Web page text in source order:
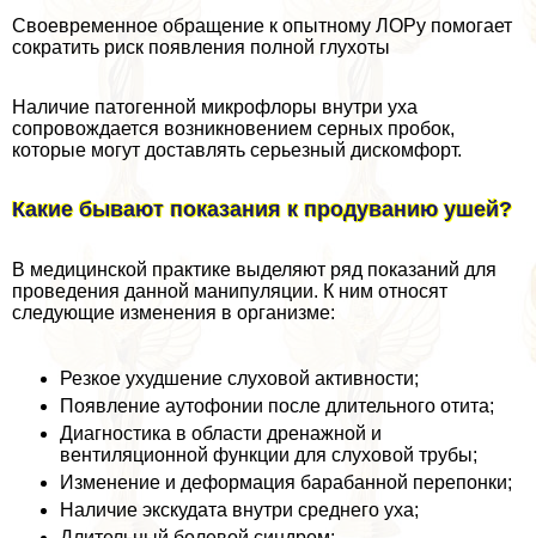
Своевременное обращение к опытному ЛОРу помогает
сократить риск появления полной глухоты
Наличие патогенной микрофлоры внутри уха
сопровождается возникновением серных пробок,
которые могут доставлять серьезный дискомфорт.
Какие бывают показания к продуванию ушей?
В медицинской пpaктике выделяют ряд показаний для
проведения данной манипуляции. К ним относят
следующие изменения в организме:
Резкое ухудшение слуховой активности;
Появление аутофонии после длительного отита;
Диагностика в области дренажной и
вентиляционной функции для слуховой трубы;
Изменение и деформация баpaбанной перепонки;
Наличие экскудата внутри среднего уха;